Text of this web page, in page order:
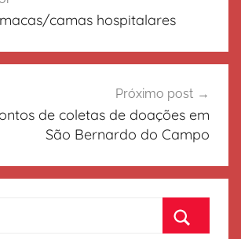
camas hospitalares
Próximo post
de coletas de doações em
São Bernardo do Campo